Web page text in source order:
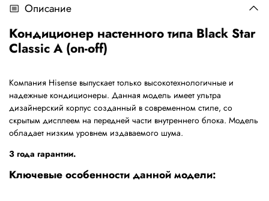
Описание
Кондиционер настенного типа Black Star
Classic A (on-off)
Компания Hisense выпускает только высокотехнологичные и
надежные кондиционеры. Данная модель имеет ультра
дизайнерский корпус созданный в современном стиле, со
скрытым дисплеем на передней части внутреннего блока. Модель
обладает низким уровнем издаваемого шума.
3 года гарантии.
Ключевые особенности данной модели: